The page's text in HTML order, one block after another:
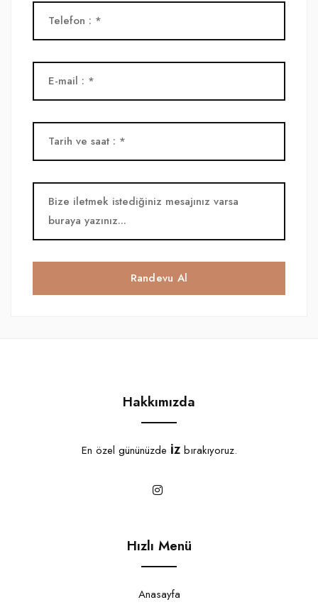
Randevu Al
Hakkımızda
En özel gününüzde İZbırakıyoruz.
Hızlı Menü
Anasayfa